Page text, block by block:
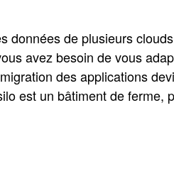
de plusieurs
avez besoin de vous
des applications
est un bâtiment de ferme,